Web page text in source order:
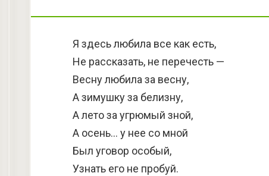
Я здесь любила все как есть,
Не рассказать, не перечесть —
Весну любила за весну,
А зимушку за белизну,
А лето за угрюмый зной,
А осень… у нее со мной
Был уговор особый,
Узнать его не пробуй.